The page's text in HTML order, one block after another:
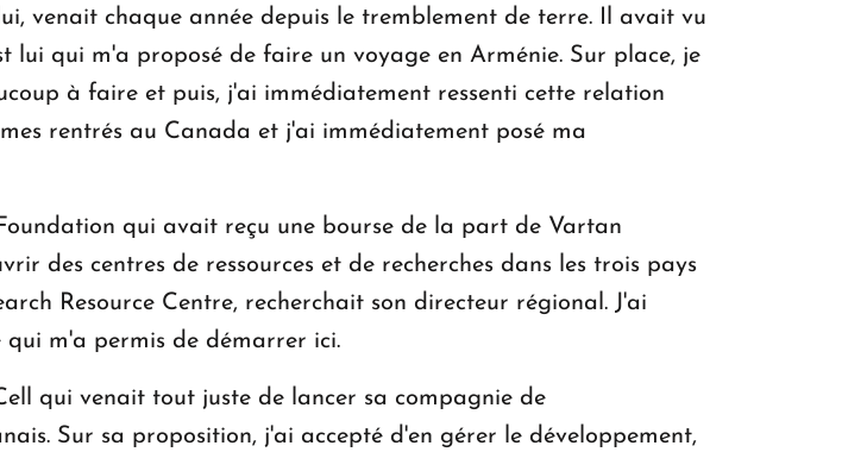
venait chaque année depuis le tremblement de terre. Il avait vu
lui qui m'a proposé de faire un voyage en Arménie. Sur place, je
à faire et puis, j'ai immédiatement ressenti cette relation
rentrés au Canada et j'ai immédiatement posé ma
qui avait reçu une bourse de la part de Vartan
des centres de ressources et de recherches dans les trois pays
Resource Centre, recherchait son directeur régional. J'ai
qui m'a permis de démarrer ici.
qui venait tout juste de lancer sa compagnie de
Sur sa proposition, j'ai accepté d'en gérer le développement,